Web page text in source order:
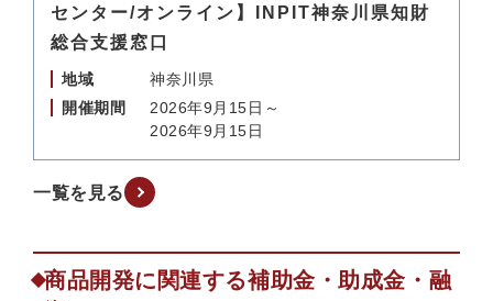
センター/オンライン】INPIT神奈川県知財
総合支援窓口
地域
神奈川県
開催期間
2026年9月15日～
2026年9月15日
一覧を見る
商品開発に関連する補助金・助成金・融